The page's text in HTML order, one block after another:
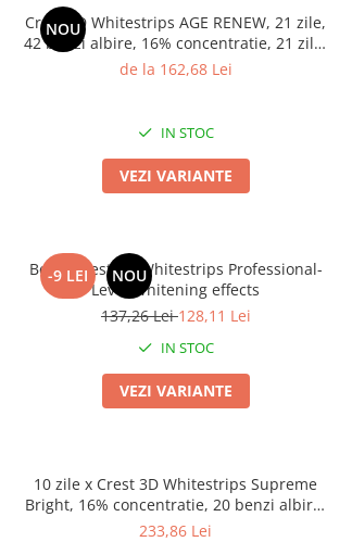
NOU
Crest 3D Whitestrips AGE RENEW, 21 zile,
42 benzi albire, 16% concentratie, 21 zile,
42 benzi albire, nivel albire 25, aplicare
de la 162,68 Lei
IN STOC
VEZI VARIANTE
-9 LEI NOU
Benzi Crest 3D Whitestrips Professional-
Level Whitening effects
137,26 Lei128,11 Lei
IN STOC
VEZI VARIANTE
10 zile x Crest 3D Whitestrips Supreme
Bright, 16% concentratie, 20 benzi albire,
nivel albire 13, aplicare 60 min, benzi
233,86 Lei